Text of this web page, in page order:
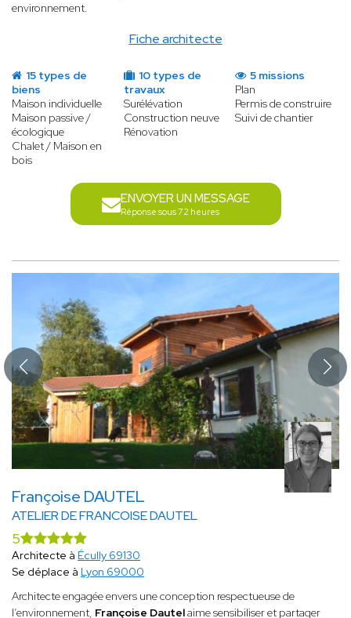
Fiche architecte
environnement.
15 types de
biens
Maison individuelle
Maison passive /
écologique
Chalet / Maison en
bois
10 types de
travaux
Surélévation
Construction neuve
Rénovation
5 missions
Plan
Permis de construire
Suivi de chantier
ENVOYER UN MESSAGE
Réponse sous 72 heures
Françoise DAUTEL
ATELIER DE FRANCOISE DAUTEL
5
Architecte à Écully 69130
Se déplace à Lyon 69000
Architecte engagée envers une conception respectueuse de
l’environnement, Françoise Dautelaime sensibiliser et partager